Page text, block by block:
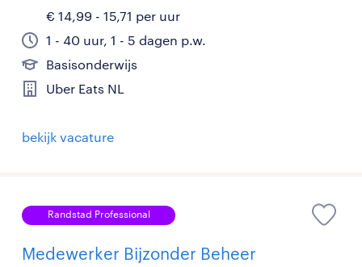
€ 14,99 - 15,71 per uur
1 - 40 uur, 1 - 5 dagen p.w.
Basisonderwijs
Uber Eats NL
bekijk vacature
Randstad Professional
Medewerker Bijzonder Beheer